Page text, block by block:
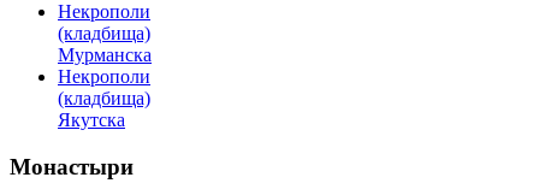
Некрополи
(кладбища)
Мурманска
Некрополи
(кладбища)
Якутска
Монастыри